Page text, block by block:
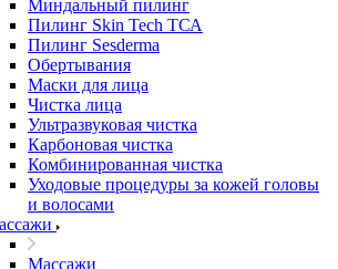
Миндальный пилинг
Пилинг Skin Tech ТСА
Пилинг Sesderma
Обертывания
Маски для лица
Чистка лица
Ультразвуковая чистка
Карбоновая чистка
Комбинированная чистка
Уходовые процедуры за кожей головы
и волосами
Массажи